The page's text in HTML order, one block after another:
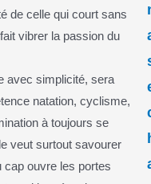
de celle qui court sans
vibrer la passion du
avec simplicité, sera
natation, cyclisme,
à toujours se
veut surtout savourer
cap ouvre les portes